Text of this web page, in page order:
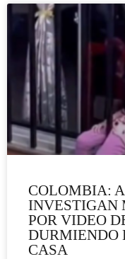
COLOMBIA:
INVESTIGAN
POR VIDEO
DURMIENDO
CASA